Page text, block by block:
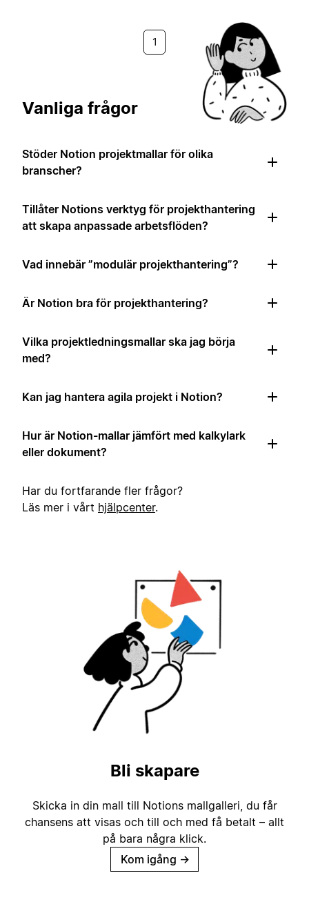
1
Vanliga frågor
Stöder Notion projektmallar för olika
branscher?
Tillåter Notions verktyg för projekthantering
att skapa anpassade arbetsflöden?
Vad innebär ”modulär projekthantering”?
Är Notion bra för projekthantering?
Vilka projektledningsmallar ska jag börja
med?
Kan jag hantera agila projekt i Notion?
Hur är Notion-mallar jämfört med kalkylark
eller dokument?
Har du fortfarande fler frågor?
Läs mer i vårt hjälpcenter.
Bli skapare
Skicka in din mall till Notions mallgalleri, du får
chansens att visas och till och med få betalt – allt
på bara några klick.
Kom igång →